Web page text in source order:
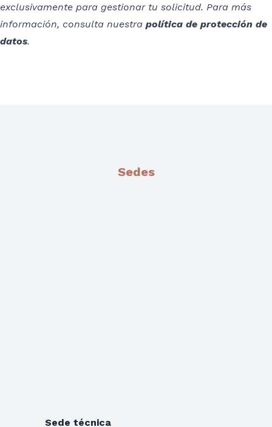
exclusivamente para gestionar tu solicitud. Para más
información, consulta nuestra política de protección de
datos.
Sedes
Sede técnica